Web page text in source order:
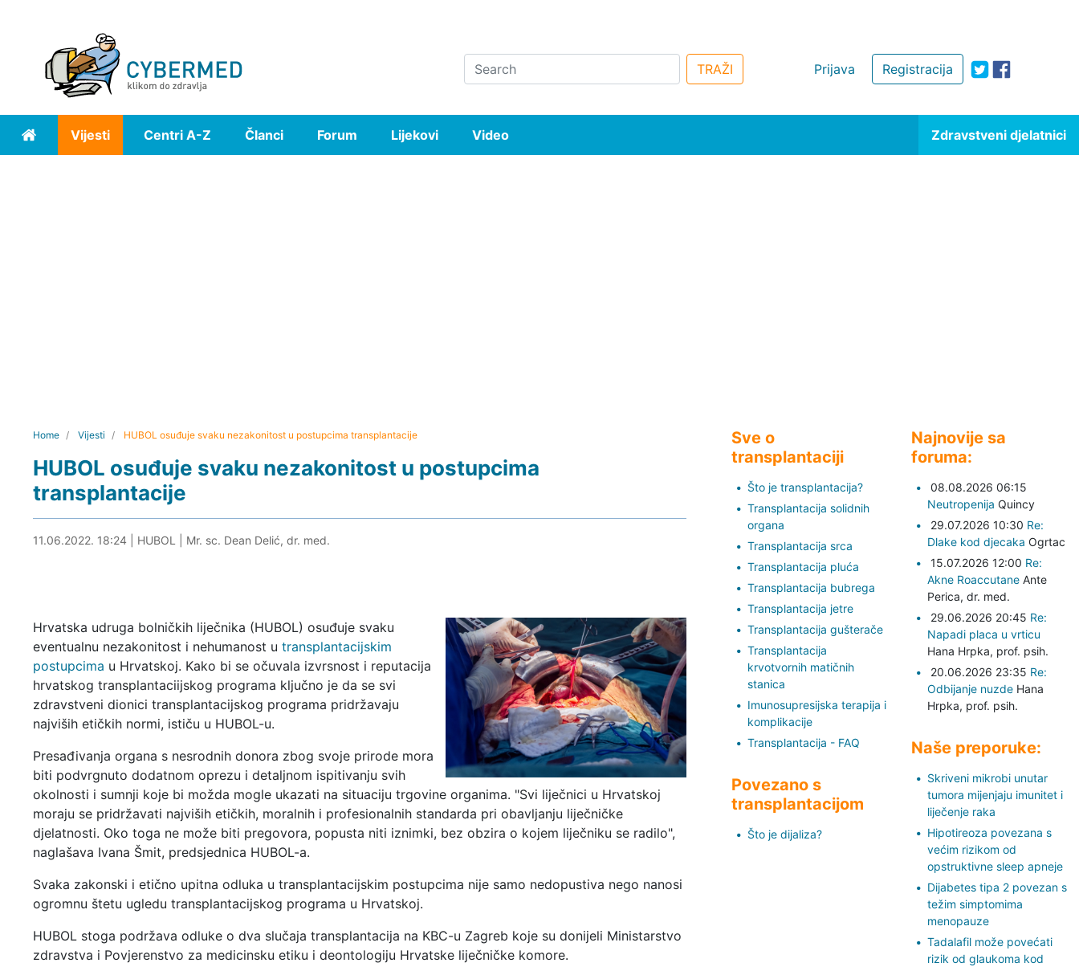
Registracija
Prijava
Search TRAŽI
Home Vijesti Centri A-Z Članci Forum Lijekovi Video Zdravstveni djelatnici
Home Vijesti HUBOL osuđuje svaku nezakonitost u postupcima transplantacije
HUBOL osuđuje svaku nezakonitost u postupcima
transplantacije
11.06.2022. 18:31
11.06.2022. 18:24| HUBOL Mr. sc. Dean Delić, dr. med.
Hrvatska udruga bolničkih liječnika (HUBOL) osuđuje svaku
eventualnu nezakonitost i nehumanost u transplantacijskim
postupcima u Hrvatskoj. Kako bi se očuvala izvrsnost i reputacija
hrvatskog transplantaciijskog programa ključno je da se svi
zdravstveni dionici transplantacijskog programa pridržavaju
najviših etičkih normi, ističu u HUBOL-u.
Presađivanja organa s nesrodnih donora zbog svoje prirode mora
biti podvrgnuto dodatnom oprezu i detaljnom ispitivanju svih
okolnosti i sumnji koje bi možda mogle ukazati na situaciju trgovine organima. "Svi liječnici u Hrvatskoj
moraju se pridržavati najviših etičkih, moralnih i profesionalnih standarda pri obavljanju liječničke
djelatnosti. Oko toga ne može biti pregovora, popusta niti iznimki, bez obzira o kojem liječniku se radilo",
naglašava Ivana Šmit, predsjednica HUBOL-a.
Svaka zakonski i etično upitna odluka u transplantacijskim postupcima nije samo nedopustiva nego nanosi
ogromnu štetu ugledu transplantacijskog programa u Hrvatskoj.
HUBOL stoga podržava odluke o dva slučaja transplantacija na KBC-u Zagreb koje su donijeli Ministarstvo
zdravstva i Povjerenstvo za medicinsku etiku i deontologiju Hrvatske liječničke komore.
Sve o
transplantaciji
Što je transplantacija?
Transplantacija solidnih
organa
Transplantacija srca
Transplantacija pluća
Transplantacija bubrega
Transplantacija jetre
Transplantacija gušterače
Transplantacija
krvotvornih matičnih
stanica
Imunosupresijska terapija i
komplikacije
Transplantacija - FAQ
Povezano s
transplantacijom
Što je dijaliza?
Najnovije sa
foruma:
08.08.2026 06:15
Neutropenija Quincy
29.07.2026 10:30 Re:
Dlake kod djecaka Ogrtac
15.07.2026 12:00 Re:
Akne Roaccutane Ante
Perica, dr. med.
29.06.2026 20:45 Re:
Napadi placa u vrticu
Hana Hrpka, prof. psih.
20.06.2026 23:35 Re:
Odbijanje nuzde Hana
Hrpka, prof. psih.
Naše preporuke:
Skriveni mikrobi unutar
tumora mijenjaju imunitet i
liječenje raka
Hipotireoza povezana s
većim rizikom od
opstruktivne sleep apneje
Dijabetes tipa 2 povezan s
težim simptomima
menopauze
Tadalafil može povećati
rizik od glaukoma kod